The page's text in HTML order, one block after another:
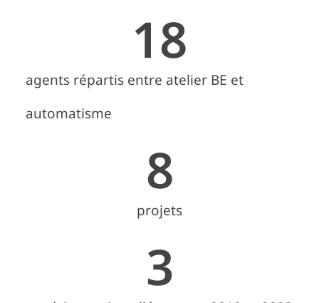
agents répartis entre atelier BE et
automatisme
18
projets
8
3